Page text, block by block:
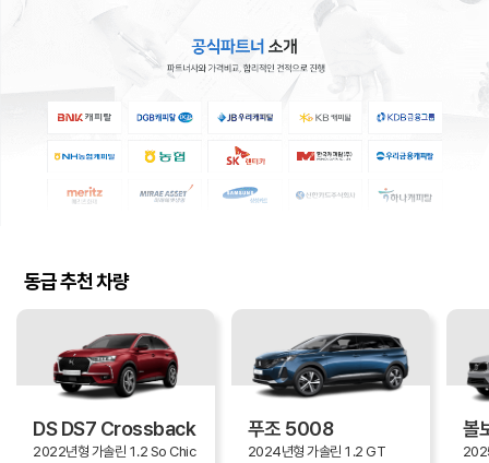
동급 추천 차량
DS DS7 Crossback
2022년형 가솔린 1.2 So Chic
푸조 5008
2024년형 가솔린 1.2 GT
볼